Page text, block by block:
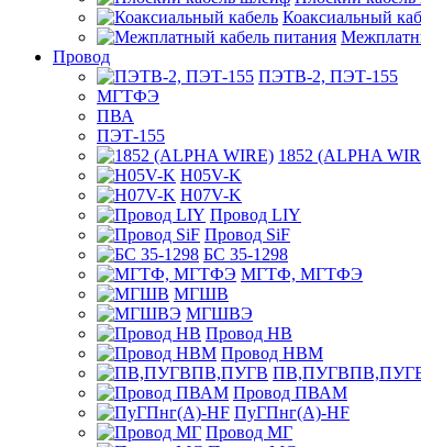
Коаксиальный
Провод
ПЭТВ-2, ПЭТ-155
МГТФЭ
ПВА
ПЭТ-155
1852 (ALPHA
H05V-K
H07V-K
Провод LIY
Провод SiF
БС 35-1298
МГТФ, МГТФЭ
МГШВ
МГШВЭ
Провод НВ
Провод НВМ
Провод ПВАМ
ПуГПнг(A)-HF
Провод МГ